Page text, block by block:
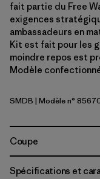
fait partie du Free
exigences
ambassadeurs en
Kit est fait pour les
moindre repos est
Modèle
Smolder Blue
SMDB | Modèle n°
Coupe
Spécifications et